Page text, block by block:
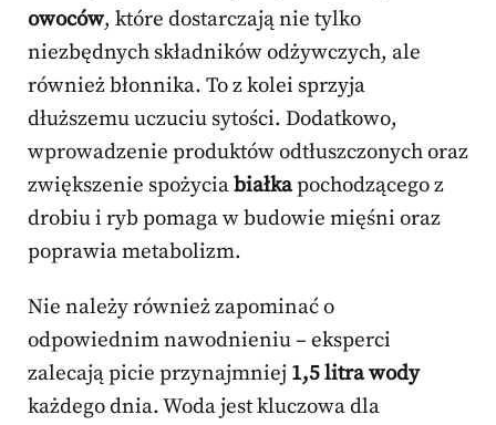
owoców, które dostarczają nie tylko
niezbędnych składników odżywczych, ale
również błonnika. To z kolei sprzyja
dłuższemu uczuciu sytości. Dodatkowo,
wprowadzenie produktów odtłuszczonych oraz
zwiększenie spożyciabiałkapochodzącego z
drobiu i ryb pomaga w budowie mięśni oraz
poprawia metabolizm.
Nie należy również zapominać o
odpowiednim nawodnieniu – eksperci
zalecają picie przynajmniej 1,5 litra wody
każdego dnia. Woda jest kluczowa dla